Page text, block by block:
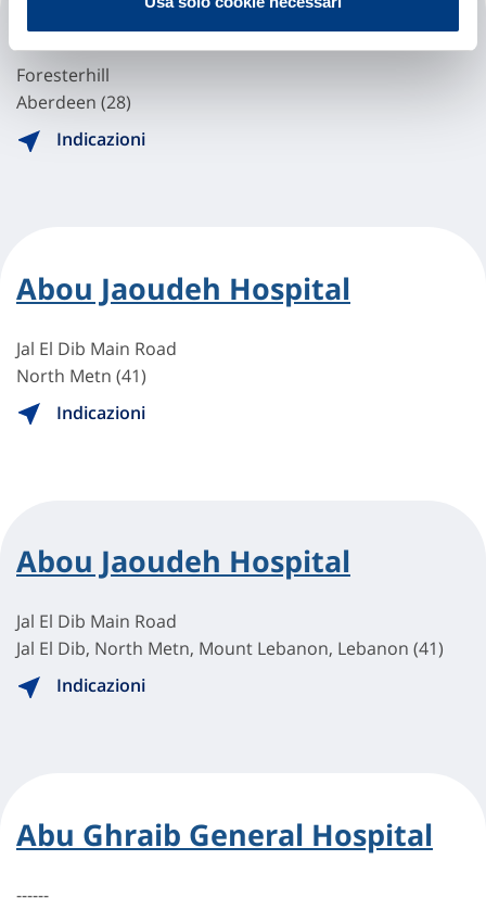
Aberdeen Royal Infirmary
Foresterhill
Aberdeen (28)
Indicazioni
Abou Jaoudeh Hospital
Jal El Dib Main Road
North Metn (41)
Indicazioni
Abou Jaoudeh Hospital
Jal El Dib Main Road
Jal El Dib, North Metn, Mount Lebanon, Lebanon (41)
Indicazioni
Abu Ghraib General Hospital